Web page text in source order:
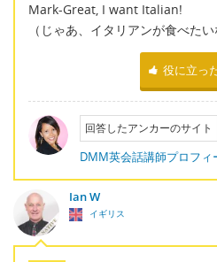
Mark-Great, I want Italian!
（じゃあ、イタリアンが食べたい
役に立っ
回答したアンカーのサイト
DMM英会話講師プロフィ
Ian W
イギリス